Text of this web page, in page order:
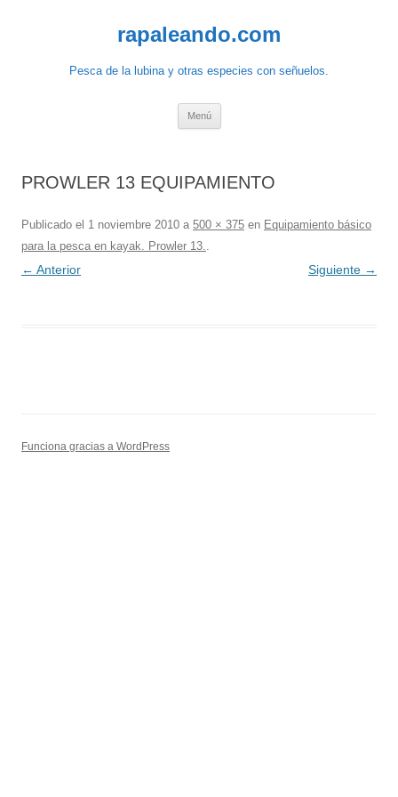
rapaleando.com
Pesca de la lubina y otras especies con señuelos.
Menú
PROWLER 13 EQUIPAMIENTO
Publicado el 1 noviembre 2010 a 500 × 375 en Equipamiento básico
para la pesca en kayak. Prowler 13..
← Anterior Siguiente →
Funciona gracias a WordPress